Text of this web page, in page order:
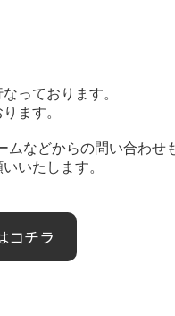
っております。
ます。
などからの問い合わせ
いたします。
コチラ